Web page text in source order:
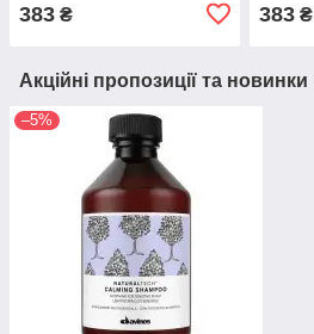
383 ₴ 383₴
Акційні пропозиції та новинки
–5%